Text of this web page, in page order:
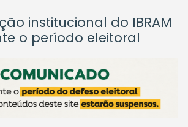
institucional do IBRAM
o período eleitoral